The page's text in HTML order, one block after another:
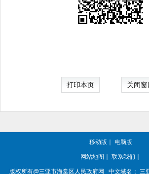
打印本页 关闭窗
移动版 电脑版
网站地图 联系我们
版权所有@三亚市海棠区人民政府网 中文域名： 三